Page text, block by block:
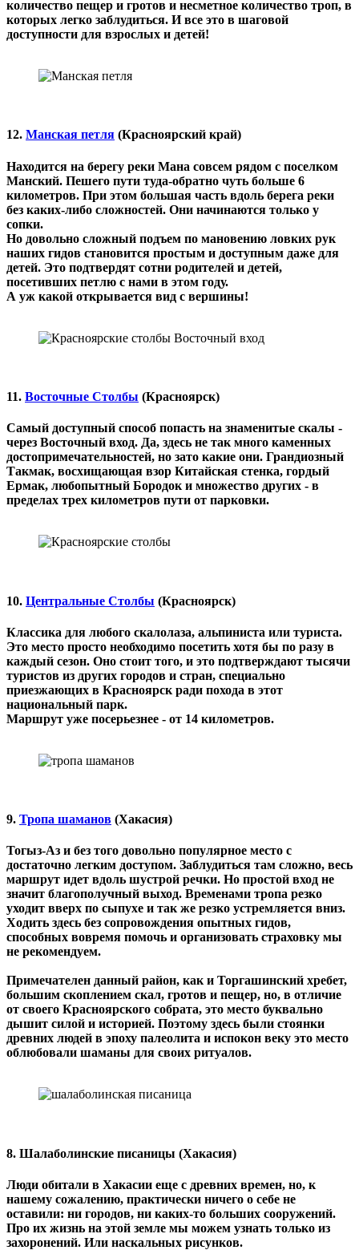
количество пещер и гротов и несметное количество троп, в
которых легко заблудиться. И все это в шаговой
доступности для взрослых и детей!
12. Манская петля (Красноярский край)
Находится на берегу реки Мана совсем рядом с поселком
Манский. Пешего пути туда-обратно чуть больше 6
километров. При этом большая часть вдоль берега реки
без каких-либо сложностей. Они начинаются только у
сопки.
Но довольно сложный подъем по мановению ловких рук
наших гидов становится простым и доступным даже для
детей. Это подтвердят сотни родителей и детей,
посетивших петлю с нами в этом году.
А уж какой открывается вид с вершины!
11. Восточные Столбы (Красноярск)
Самый доступный способ попасть на знаменитые скалы -
через Восточный вход. Да, здесь не так много каменных
достопримечательностей, но зато какие они. Грандиозный
Такмак, восхищающая взор Китайская стенка, гордый
Ермак, любопытный Бородок и множество других - в
пределах трех километров пути от парковки.
10. Центральные Столбы (Красноярск)
Классика для любого скалолаза, альпиниста или туриста.
Это место просто необходимо посетить хотя бы по разу в
каждый сезон. Оно стоит того, и это подтверждают тысячи
туристов из других городов и стран, специально
приезжающих в Красноярск ради похода в этот
национальный парк.
Маршрут уже посерьезнее - от 14 километров.
9. Тропа шаманов (Хакасия)
Тогыз-Аз и без того довольно популярное место с
достаточно легким доступом. Заблудиться там сложно, весь
маршрут идет вдоль шустрой речки. Но простой вход не
значит благополучный выход. Временами тропа резко
уходит вверх по сыпухе и так же резко устремляется вниз.
Ходить здесь без сопровождения опытных гидов,
способных вовремя помочь и организовать страховку мы
не рекомендуем.
Примечателен данный район, как и Торгашинский хребет,
большим скоплением скал, гротов и пещер, но, в отличие
от своего Красноярского собрата, это место буквально
дышит силой и историей. Поэтому здесь были стоянки
древних людей в эпоху палеолита и испокон веку это место
облюбовали шаманы для своих ритуалов.
8. Шалаболинские писаницы (Хакасия)
Люди обитали в Хакасии еще с древних времен, но, к
нашему сожалению, практически ничего о себе не
оставили: ни городов, ни каких-то больших сооружений.
Про их жизнь на этой земле мы можем узнать только из
захоронений. Или наскальных рисунков.